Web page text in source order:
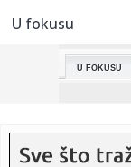
23:30:
23:24:
Bolan
U fokusu
U FOKUSU